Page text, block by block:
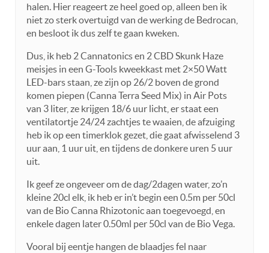
halen. Hier reageert ze heel goed op, alleen ben ik
niet zo sterk overtuigd van de werking de Bedrocan,
en besloot ik dus zelf te gaan kweken.
Dus, ik heb 2 Cannatonics en 2 CBD Skunk Haze
meisjes in een G-Tools kweekkast met 2×50 Watt
LED-bars staan, ze zijn op 26/2 boven de grond
komen piepen (Canna Terra Seed Mix) in Air Pots
van 3 liter, ze krijgen 18/6 uur licht, er staat een
ventilatortje 24/24 zachtjes te waaien, de afzuiging
heb ik op een timerklok gezet, die gaat afwisselend 3
uur aan, 1 uur uit, en tijdens de donkere uren 5 uur
uit.
Ik geef ze ongeveer om de dag/2dagen water, zo’n
kleine 20cl elk, ik heb er in’t begin een 0.5m per 50cl
van de Bio Canna Rhizotonic aan toegevoegd, en
enkele dagen later 0.50ml per 50cl van de Bio Vega.
Vooral bij eentje hangen de blaadjes fel naar